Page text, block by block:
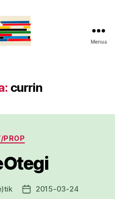
Menua
currin
Kategoriak
PROP
Argitalpenaren
2015-03-24